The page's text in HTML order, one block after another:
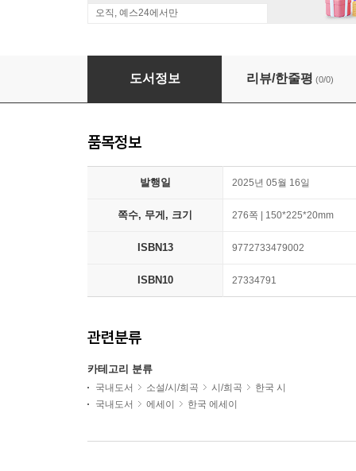
오직, 예스24에서만
대한시문학 7호 2025
도서정보 리뷰/한줄평 (0/0)
품목정보
발행일 2025년 05월 16일
쪽수, 무게, 크기 276쪽 | 150*225*20mm
ISBN13 9772733479002
ISBN10 27334791
관련분류
카테고리 분류
국내도서 소설/시/희곡 시/희곡
한국 시
국내도서
에세이 한국 에세이